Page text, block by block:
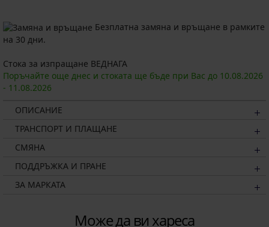
Безплатна замяна и връщане в рамките
на 30 дни.
Стока за изпращане ВЕДНАГА
Поръчайте още днес и стоката ще бъде при Вас до 10.08.2026
- 11.08.2026
ОПИСАНИЕ
ТРАНСПОРТ И ПЛАЩАНЕ
СМЯНА
ПОДДРЪЖКА И ПРАНЕ
ЗА МАРКАТА
Може да ви хареса